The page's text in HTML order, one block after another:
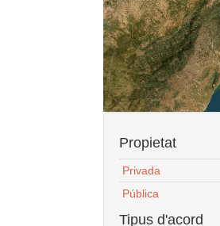
Propietat
Privada
Pública
Tipus d'acord